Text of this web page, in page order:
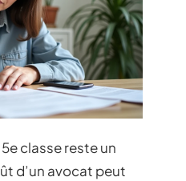
classe reste un
d’un avocat peut